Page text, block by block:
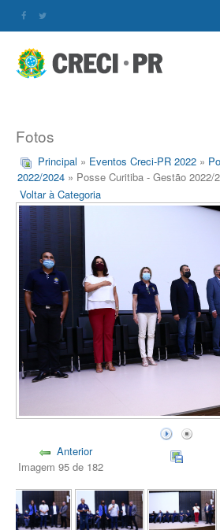
Fotos
Principal » Eventos Creci-PR 2022 »
2022/2024 » Posse Curitiba - Gestão 2022/
Voltar à Categoria
Anterior
Imagem 95 de 182